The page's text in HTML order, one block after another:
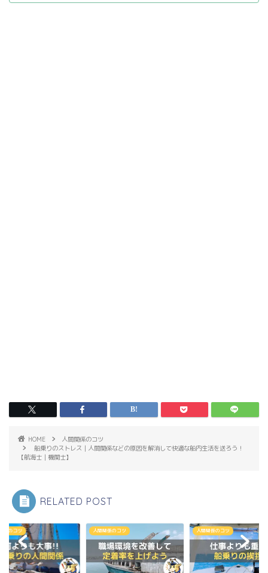
HOME
人間関係のコツ
船乗りのストレス｜人間関係などの原因を解消して快適な船内生活を送ろう！
【航海士｜機関士】
RELATED POST
係のコツ 人間関係のコツ 人間関係のコツ